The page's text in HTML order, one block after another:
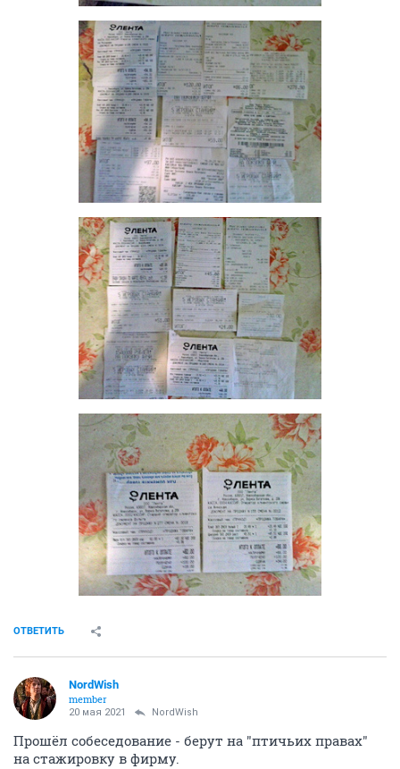
ОТВЕТИТЬ
NordWish
member
20 мая 2021 NordWish
Прошёл собеседование - берут на "птичьих правах"
на стажировку в фирму.